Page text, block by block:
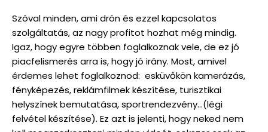
Szóval minden, ami drón és ezzel kapcsolatos
szolgáltatás, az nagy profitot hozhat még mindig.
Igaz, hogy egyre többen foglalkoznak vele, de ez jó
piacfelismerés arra is, hogy jó irány. Most, amivel
érdemes lehet foglalkoznod: esküvőkön kamerázás,
fényképezés, reklámfilmek készítése, turisztikai
helyszínek bemutatása, sportrendezvény…(légi
felvétel készítése). Ez azt is jelenti, hogy neked nem